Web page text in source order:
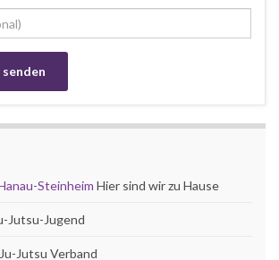
Steinheim Hier sind wir zu Hause
Jutsu-Jugend
Jutsu Verband